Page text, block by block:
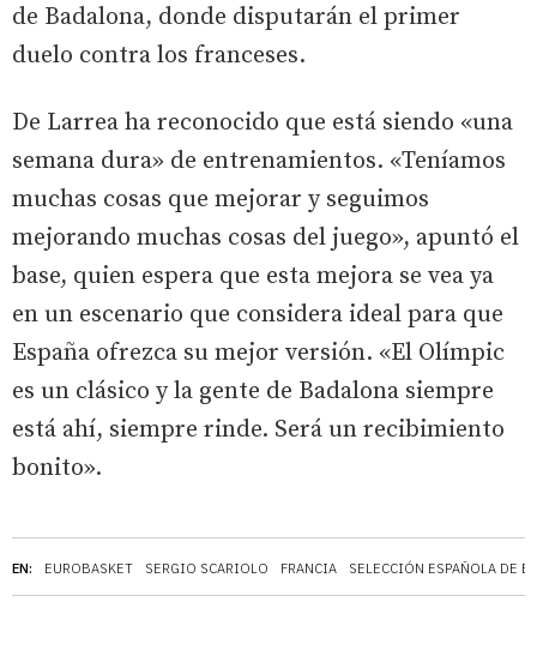
EN: EUROBASKET SERGIO SCARIOLO FRANCIA SELECCIÓN ESPAÑOLA DE
de Badalona, donde disputarán el primer
duelo contra los franceses.
De Larrea ha reconocido que está siendo «una
semana dura» de entrenamientos. «Teníamos
muchas cosas que mejorar y seguimos
mejorando muchas cosas del juego», apuntó el
base, quien espera que esta mejora se vea ya
en un escenario que considera ideal para que
España ofrezca su mejor versión. «El Olímpic
es un clásico y la gente de Badalona siempre
está ahí, siempre rinde. Será un recibimiento
bonito».